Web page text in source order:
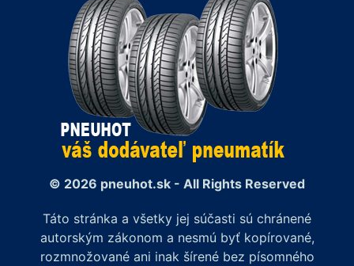
© 2026 pneuhot.sk - All Rights Reserved
Táto stránka a všetky jej súčasti sú chránené
autorským zákonom a nesmú byť kopírované,
rozmnožované ani inak šírené bez písomného